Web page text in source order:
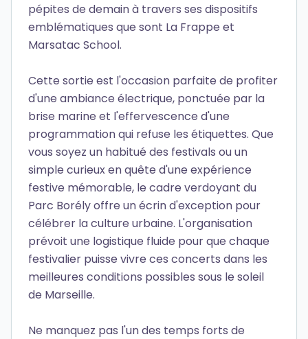
pépites de demain à travers ses dispositifs
emblématiques que sont La Frappe et
Marsatac School.
Cette sortie est l'occasion parfaite de profiter
d'une ambiance électrique, ponctuée par la
brise marine et l'effervescence d'une
programmation qui refuse les étiquettes. Que
vous soyez un habitué des festivals ou un
simple curieux en quête d'une expérience
festive mémorable, le cadre verdoyant du
Parc Borély offre un écrin d'exception pour
célébrer la culture urbaine. L'organisation
prévoit une logistique fluide pour que chaque
festivalier puisse vivre ces concerts dans les
meilleures conditions possibles sous le soleil
de Marseille.
Ne manquez pas l'un des temps forts de